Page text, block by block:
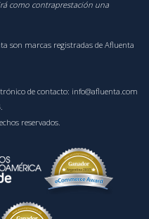
como contraprestación una
son marcas registradas de Afluenta
de contacto: info@afluenta.com
reservados.